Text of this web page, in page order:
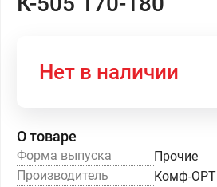
Нет в наличии
О товаре
Форма выпуска
Прочие
Производитель
Комф-ОРТ